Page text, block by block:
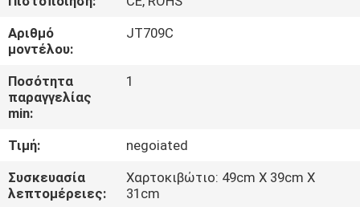
ΕΜΕΊΣ
ΓΎΡΟΣ
ΕΡΓΟΣΤΑΣΊΩΝ
ΠΟΙΟΤΙΚΌΣ
ΈΛΕΓΧΟΣ
Αριθμό
μοντέλου:
JT709C
Ποσότητα
παραγγελίας
min:
1
Τιμή:
negoiated
Συσκευασία
λεπτομέρειες:
Χαρτοκιβώτιο: 49cm X 39cm X
31cm